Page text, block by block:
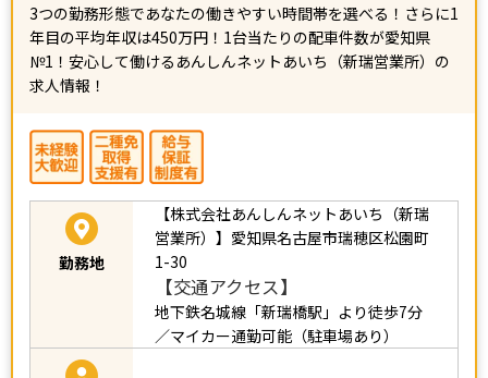
3つの勤務形態であなたの働きやすい時間帯を選べる！さらに1
年目の平均年収は450万円！1台当たりの配車件数が愛知県
№1！安心して働けるあんしんネットあいち（新瑞営業所）の
求人情報！
勤務地
【株式会社あんしんネットあいち（新瑞
営業所）】愛知県名古屋市瑞穂区松園町
1-30
【交通アクセス】
地下鉄名城線「新瑞橋駅」より徒歩7分
／マイカー通勤可能（駐車場あり）